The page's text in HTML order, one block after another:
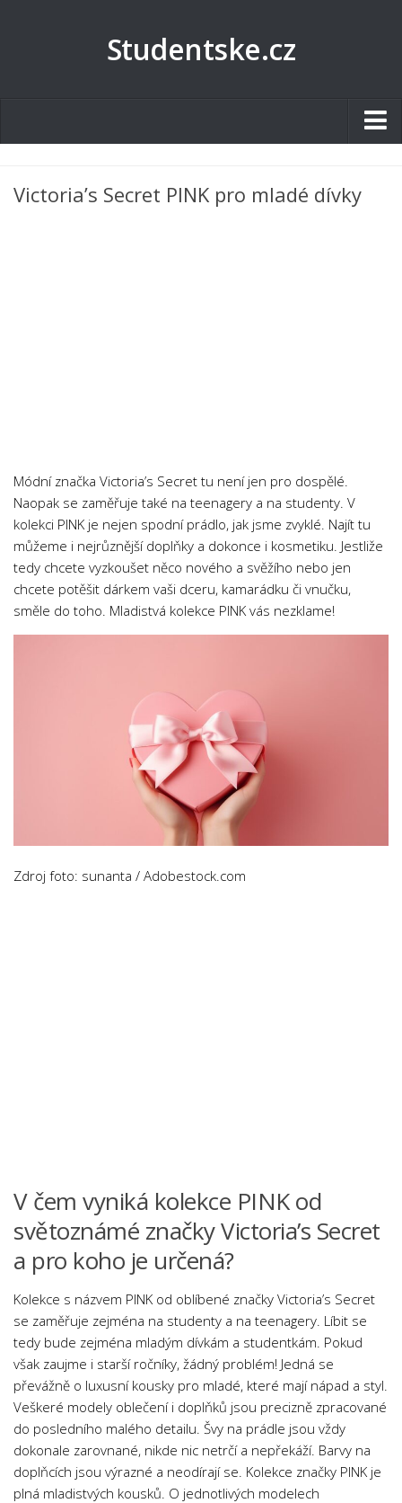
Studentske.cz
Tematické okruhy
Ekonomie
Fyzika
Informatika
Jazyky
Občanská nauka
Psychologie a Sociologie
Společenské vědy
Technika
Victoria’s Secret PINK pro mladé dívky
Módní značka Victoria’s Secret tu není jen pro dospělé.
Naopak se zaměřuje také na teenagery a na studenty. V
kolekci PINK je nejen spodní prádlo, jak jsme zvyklé. Najít tu
můžeme i nejrůznější doplňky a dokonce i kosmetiku. Jestliže
tedy chcete vyzkoušet něco nového a svěžího nebo jen
chcete potěšit dárkem vaši dceru, kamarádku či vnučku,
směle do toho. Mladistvá kolekce PINK vás nezklame!
Zdroj foto: sunanta / Adobestock.com
V čem vyniká kolekce PINK od
světoznámé značky Victoria’s Secret
a pro koho je určená?
Kolekce s názvem PINK od oblíbené značky Victoria’s Secret
se zaměřuje zejména na studenty a na teenagery. Líbit se
tedy bude zejména mladým dívkám a studentkám. Pokud
však zaujme i starší ročníky, žádný problém! Jedná se
převážně o luxusní kousky pro mladé, které mají nápad a styl.
Veškeré modely oblečení i doplňků jsou precizně zpracované
do posledního malého detailu. Švy na prádle jsou vždy
dokonale zarovnané, nikde nic netrčí a nepřekáží. Barvy na
doplňcích jsou výrazné a neodírají se. Kolekce značky PINK je
plná mladistvých kousků. O jednotlivých modelech